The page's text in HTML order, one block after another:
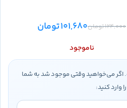
124,000تومان101,680تومان
ناموجود
می‌خواهید وقتی موجود شد به شما
وارد کنید: